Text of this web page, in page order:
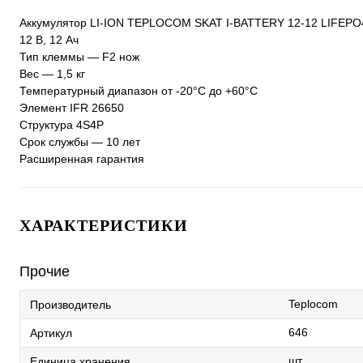
Аккумулятор LI-ION TEPLOCOM SKAT I-BATTERY 12-12
12 В, 12 Ач
Тип клеммы — F2 нож
Вес — 1,5 кг
Температурный диапазон от -20°C до +60°C
Элемент IFR 26650
Структура 4S4P
Срок службы — 10 лет
Расширенная гарантия
ХАРАКТЕРИСТИКИ
Прочие
Производитель Teplocom
Артикул 646